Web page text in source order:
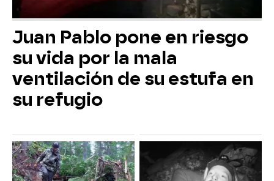
Juan Pablo pone en riesgo
su vida por la mala
ventilación de su estufa en
su refugio